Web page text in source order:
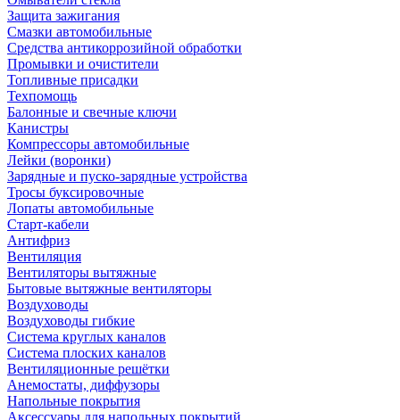
Защита зажигания
Смазки автомобильные
Средства антикоррозийной обработки
Промывки и очистители
Топливные присадки
Техпомощь
Балонные и свечные ключи
Канистры
Компрессоры автомобильные
Лейки (воронки)
Зарядные и пуско-зарядные устройства
Тросы буксировочные
Лопаты автомобильные
Старт-кабели
Антифриз
Вентиляция
Вентиляторы вытяжные
Бытовые вытяжные вентиляторы
Воздуховоды
Воздуховоды гибкие
Система круглых каналов
Система плоских каналов
Вентиляционные решётки
Анемостаты, диффузоры
Напольные покрытия
Аксессуары для напольных покрытий